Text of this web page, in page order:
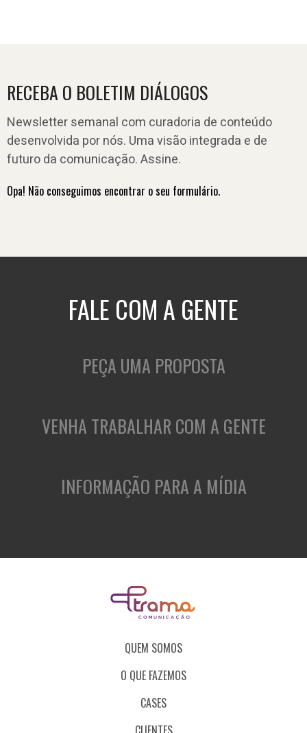
RECEBA O BOLETIM DIÁLOGOS
Newsletter semanal com curadoria de conteúdo
desenvolvida por nós. Uma visão integrada e de
futuro da comunicação. Assine.
Opa! Não conseguimos encontrar o seu formulário.
FALE COM A GENTE
PEÇA UMA PROPOSTA
VENHA TRABALHAR COM A GENTE
INFORMAÇÃO PARA A MÍDIA
QUEM SOMOS
O QUE FAZEMOS
CASES